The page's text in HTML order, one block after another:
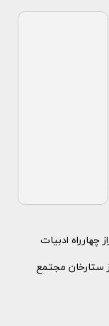
ادبیات
ستارخان مجتمع